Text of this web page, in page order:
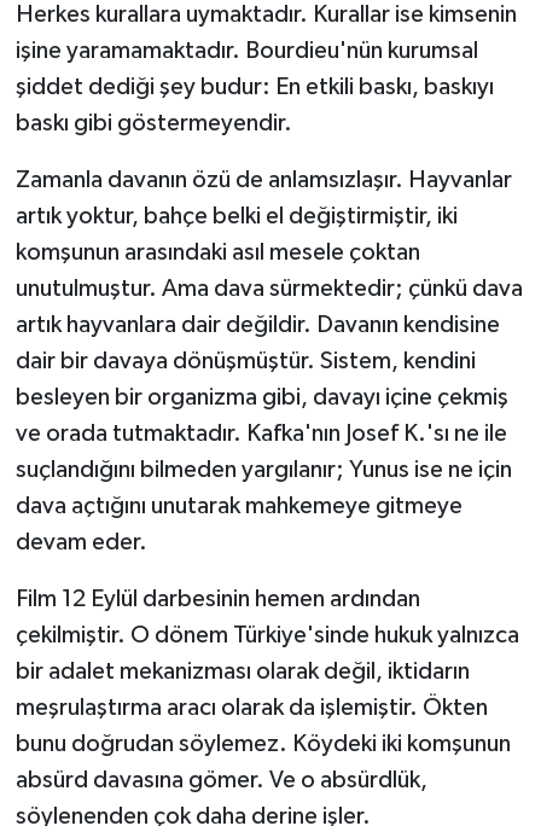
Herkes kurallara uymaktadır. Kurallar ise kimsenin
işine yaramamaktadır. Bourdieu'nün kurumsal
şiddet dediği şey budur: En etkili baskı, baskıyı
baskı gibi göstermeyendir.
Zamanla davanın özü de anlamsızlaşır. Hayvanlar
artık yoktur, bahçe belki el değiştirmiştir, iki
komşunun arasındaki asıl mesele çoktan
unutulmuştur. Ama dava sürmektedir; çünkü dava
artık hayvanlara dair değildir. Davanın kendisine
dair bir davaya dönüşmüştür. Sistem, kendini
besleyen bir organizma gibi, davayı içine çekmiş
ve orada tutmaktadır. Kafka'nın Josef K.'sı ne ile
suçlandığını bilmeden yargılanır; Yunus ise ne için
dava açtığını unutarak mahkemeye gitmeye
devam eder.
Film 12 Eylül darbesinin hemen ardından
çekilmiştir. O dönem Türkiye'sinde hukuk yalnızca
bir adalet mekanizması olarak değil, iktidarın
meşrulaştırma aracı olarak da işlemiştir. Ökten
bunu doğrudan söylemez. Köydeki iki komşunun
absürd davasına gömer. Ve o absürdlük,
söylenenden çok daha derine işler.